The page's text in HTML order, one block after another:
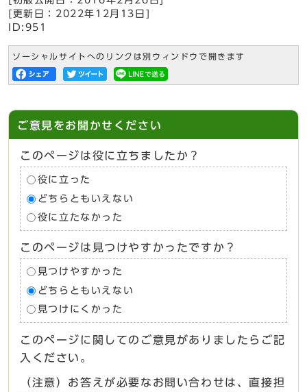
[更新日： 2022年12月13日 ]
ID:951
ソーシャルサイトへのリンクは別ウィンドウで開きます
ご意見をお聞かせください
このページは役に立ちましたか？
役に立った
どちらともいえない
役に立たなかった
このページは見つけやすかったですか？
見つけやすかった
どちらともいえない
見つけにくかった
このページに関してのご意見がありましたらご記
入ください。
（注意）お答えが必要なお問い合わせは、直接担